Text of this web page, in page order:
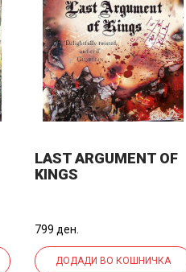
LAST ARGUMENT OF
KINGS
799 ден.
ДОДАДИ ВО КОШНИЧКА